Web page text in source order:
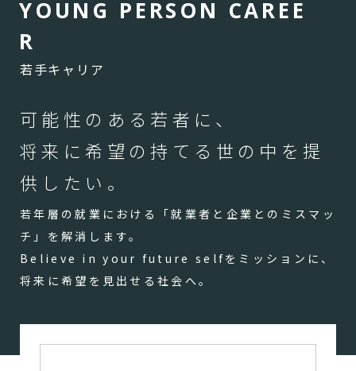
YOUN G PERSON CAREE
R
若手キャリア
可能性のある若者に、
将来に希望の持てる世の中を提
供したい。
若年層の就業における「就業者と企業とのミスマッ
チ」を解消します。
Believe in your future selfをミッションに、
将来に希望を見出せる社会へ。